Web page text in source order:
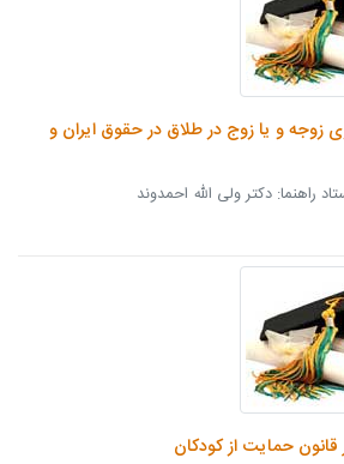
زوجه و یا زوج در طلاق در حقوق ایران و
دکتر ولی الله احمدوند
قانون حمایت از کودکان